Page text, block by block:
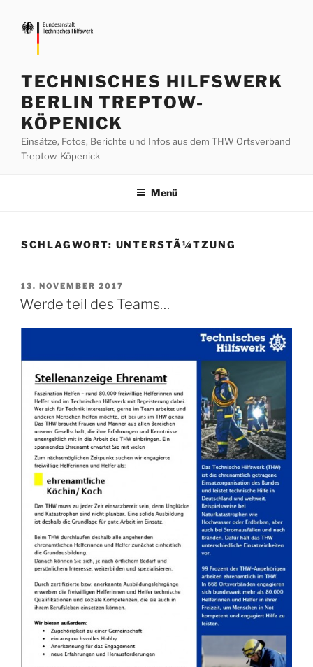
Inhalt
springen
TECHNISCHES HILFSWERK
BERLIN TREPTOW-
KÖPENICK
Einsätze, Fotos, Berichte und Infos aus dem THW Ortsverband
Treptow-Köpenick
Menü
SCHLAGWORT: UNTERSTÃ¼TZUNG
VERÖFFENTLICHT
AM
13. NOVEMBER 2017
Werde teil des Teams…